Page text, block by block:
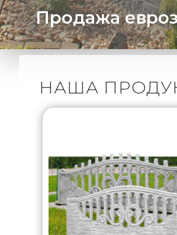
Продажа
НАША